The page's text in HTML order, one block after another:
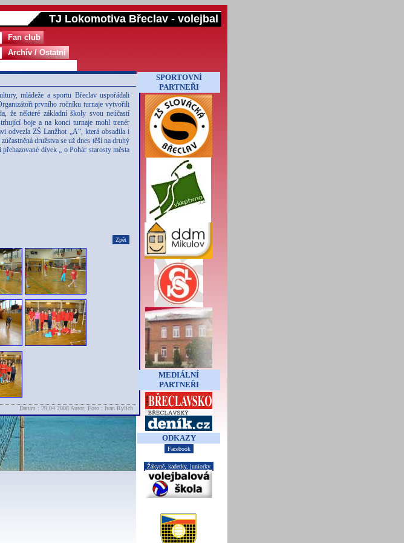
TJ Lokomotiva Břeclav - volejbal
Fan club
Archív / Ostatní
mládeže a sportu Břeclav uspořádali
prvního ročníku turnaje vytvořili
že některé základní školy svou neúčastí
boje a na konci turnaje mohl trenér
odvezla ZŠ Lanžhot „A“, která obsadila i
družstva se už dnes těší na druhý
dívek „ o Pohár starosty města
Zpět
Datum : 29.04.2008 Autor, Foto : Ivan Rylich
SPORTOVNÍ
PARTNEŘI
MEDIÁLNÍ
PARTNEŘI
ODKAZY
Facebook
Žákyně, kadetky, juniorky